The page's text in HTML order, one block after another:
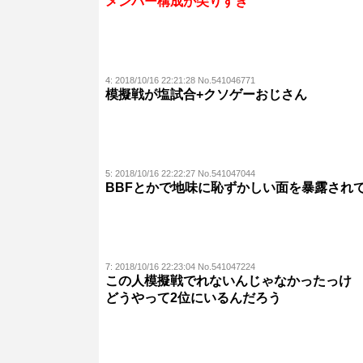
4: 2018/10/16 22:21:28 No.541046771
模擬戦が塩試合+クソゲーおじさん
5: 2018/10/16 22:22:27 No.541047044
BBFとかで地味に恥ずかしい面を暴露され
7: 2018/10/16 22:23:04 No.541047224
この人模擬戦でれないんじゃなかったっけ
どうやって2位にいるんだろう